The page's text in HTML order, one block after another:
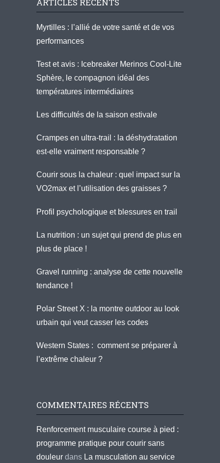
ARTICLES RÉCENTS
Myrtilles : l’allié de votre santé et de vos
performances
Test et avis : Icebreaker Merinos Cool-Lite
Sphère, le compagnon idéal des
températures intermédiaires
Les difficultés de la saison estivale
Crampes en ultra-trail : la déshydratation
est-elle vraiment responsable ?
Courir sous la chaleur : quel impact sur la
VO2max et l’utilisation des graisses ?
Profil psychologique et blessures en trail
La nutrition : un sujet qui prend de plus en
plus de place !
Gravel running : analyse de cette nouvelle
tendance !
Polar Street X : la montre outdoor au look
urbain qui veut casser les codes
Western States : comment se préparer à
l’extrême chaleur ?
COMMENTAIRES RÉCENTS
Renforcement musculaire course à pied :
programme pratique pour courir sans
douleur dans La musculation au service